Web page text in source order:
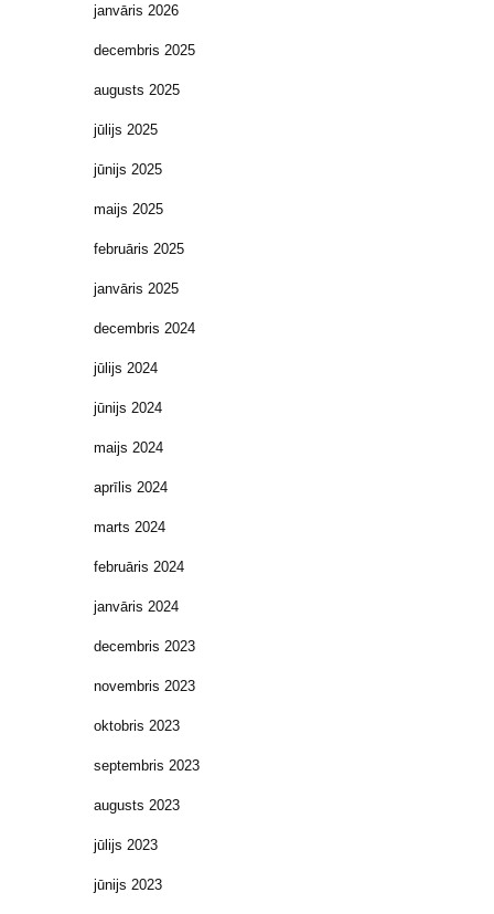
janvāris 2026
decembris 2025
augusts 2025
jūlijs 2025
jūnijs 2025
maijs 2025
februāris 2025
janvāris 2025
decembris 2024
jūlijs 2024
jūnijs 2024
maijs 2024
aprīlis 2024
marts 2024
februāris 2024
janvāris 2024
decembris 2023
novembris 2023
oktobris 2023
septembris 2023
augusts 2023
jūlijs 2023
jūnijs 2023